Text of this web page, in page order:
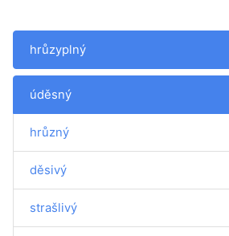
hrůzyplný
úděsný
hrůzný
děsivý
strašlivý